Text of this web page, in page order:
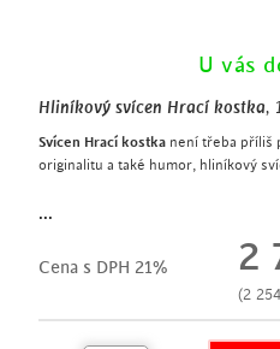
U vás
Hliníkový svícen Hrací kostka,
Svícen Hrací kostka není třeba příliš
originalitu a také humor, hliníkový
hrubě opracovaný hliník
...
Cena s DPH 21% 2
(2 254